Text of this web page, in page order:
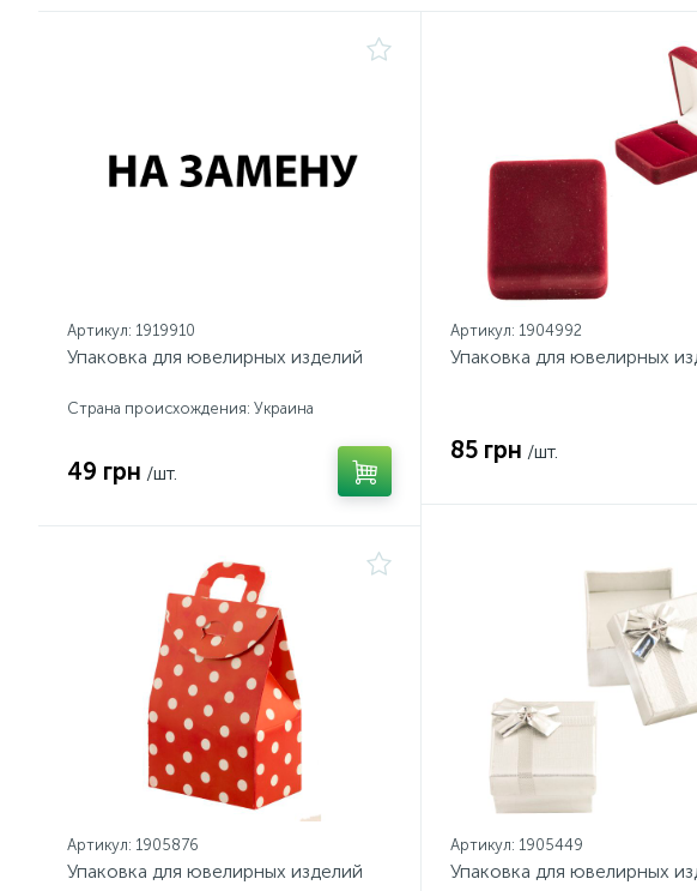
Артикул: 1919910
Упаковка для ювелирных изделий
Страна происхождения: Украина
49 грн /шт.
Артикул: 1904992
Упаковка для ювелирных
85 грн /шт.
Артикул: 1905876
Упаковка для ювелирных изделий
Артикул: 1905449
Упаковка для ювелирных